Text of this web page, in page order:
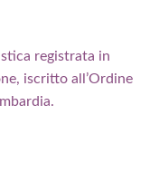
registrata in
iscritto all’Ordine